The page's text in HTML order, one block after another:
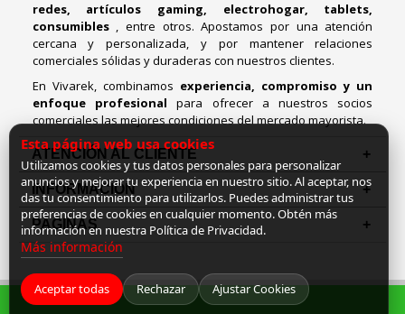
redes, artículos gaming, electrohogar, tablets,
consumibles , entre otros. Apostamos por una atención
cercana y personalizada, y por mantener relaciones
comerciales sólidas y duraderas con nuestros clientes.
En Vivarek, combinamos experiencia, compromiso y un
enfoque profesionalpara ofrecer a nuestros socios
comerciales las mejores condiciones del mercado mayorista.
ATENCIÓN AL CLIENTE
INFORMACION
PAGINAS
Esta página web usa cookies
Utilizamos cookies y tus datos personales para personalizar
anuncios y mejorar tu experiencia en nuestro sitio. Al aceptar, nos
das tu consentimiento para utilizarlos. Puedes administrar tus
preferencias de cookies en cualquier momento. Obtén más
información en nuestra Política de Privacidad.
Más información
Aceptar todas Rechazar Ajustar Cookies